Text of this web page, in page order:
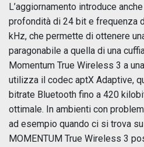
L’aggiornamento introduce
profondità di 24 bit e frequenza
kHz, che permette di ottenere
paragonabile a quella di una
Momentum True Wireless 3 a
utilizza il codec aptX Adaptive,
bitrate Bluetooth fino a 420
ottimale. In ambienti con
ad esempio quando ci si trova
MOMENTUM True Wireless 3